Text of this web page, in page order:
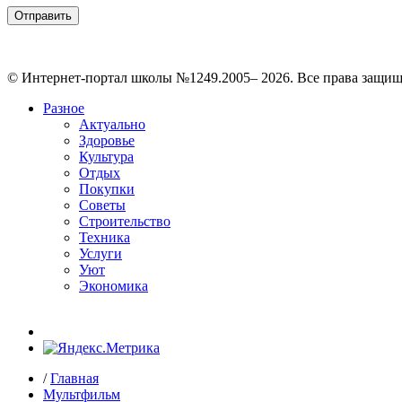
© Интернет-портал школы №1249.2005– 2026. Все права
Разное
Актуально
Здоровье
Культура
Отдых
Покупки
Советы
Строительство
Техника
Услуги
Уют
Экономика
/Главная
Мультфильм